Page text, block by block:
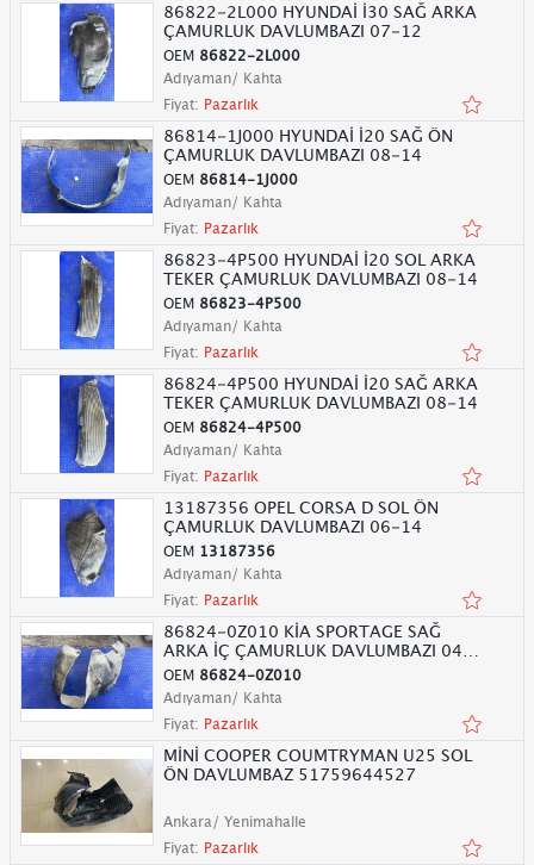
86822-2L000 HYUNDAİ İ30 SAĞ ARKA
ÇAMURLUK DAVLUMBAZI 07-12
OEM 86822-2L000
Adıyaman/ Kahta
Fiyat: Pazarlık
86814-1J000 HYUNDAİ İ20 SAĞ ÖN
ÇAMURLUK DAVLUMBAZI 08-14
OEM 86814-1J000
Adıyaman/ Kahta
Fiyat: Pazarlık
86823-4P500 HYUNDAİ İ20 SOL ARKA
TEKER ÇAMURLUK DAVLUMBAZI 08-14
OEM 86823-4P500
Adıyaman/ Kahta
Fiyat: Pazarlık
86824-4P500 HYUNDAİ İ20 SAĞ ARKA
TEKER ÇAMURLUK DAVLUMBAZI 08-14
OEM 86824-4P500
Adıyaman/ Kahta
Fiyat: Pazarlık
13187356 OPEL CORSA D SOL ÖN
ÇAMURLUK DAVLUMBAZI 06-14
OEM 13187356
Adıyaman/ Kahta
Fiyat: Pazarlık
86824-0Z010 KİA SPORTAGE SAĞ
ARKA İÇ ÇAMURLUK DAVLUMBAZI 04-
10
OEM 86824-0Z010
Adıyaman/ Kahta
Fiyat: Pazarlık
MİNİ COOPER COUMTRYMAN U25 SOL
ÖN DAVLUMBAZ 51759644527
Ankara/ Yenimahalle
Fiyat: Pazarlık